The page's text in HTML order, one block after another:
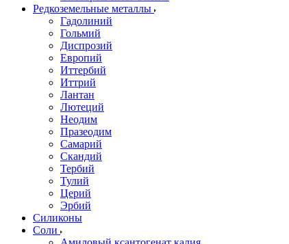
Редкоземельные металлы
Гадолиний
Гольмий
Диспрозий
Европий
Иттербий
Иттрий
Лантан
Лютеций
Неодим
Празеодим
Самарий
Скандий
Тербий
Тулий
Церий
Эрбий
Силиконы
Соли